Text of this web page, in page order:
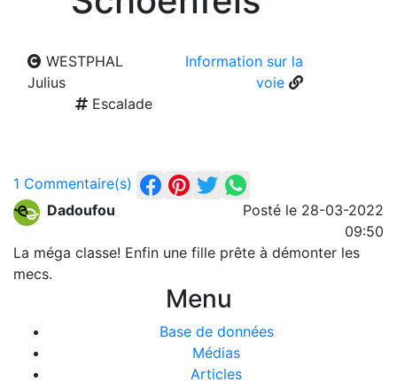
WESTPHAL
Julius
Information sur la
voie
Escalade
1 Commentaire(s)
Dadoufou
Posté le 28-03-2022
09:50
La méga classe! Enfin une fille prête à démonter les
mecs.
Menu
Base de données
Médias
Articles